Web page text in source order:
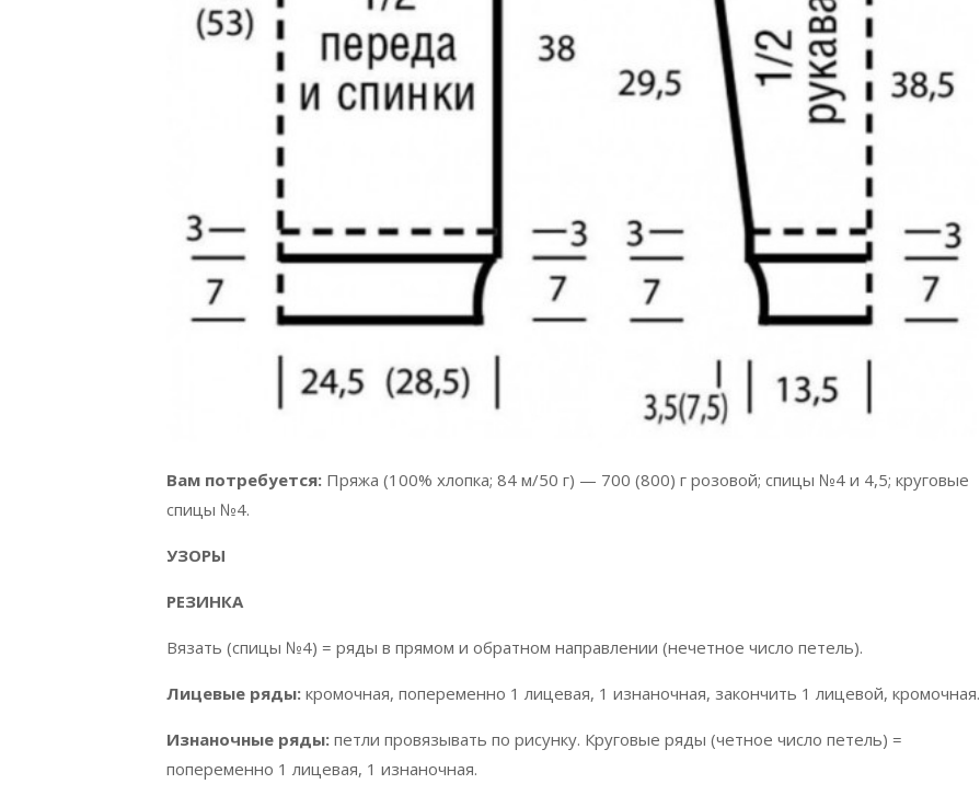
Вам потребуется: Пряжа (100% хлопка; 84 м/50 г) — 700 (800) г розовой; спицы №4 и 4,5; круговые
спицы №4.
УЗОРЫ
РЕЗИНКА
Вязать (спицы №4) = ряды в прямом и обратном направлении (нечетное число петель).
Лицевые ряды: кромочная, попеременно 1 лицевая, 1 изнаночная, закончить 1 лицевой, кромочная.
Изнаночные ряды: петли провязывать по рисунку. Круговые ряды (четное число петель) =
попеременно 1 лицевая, 1 изнаночная.